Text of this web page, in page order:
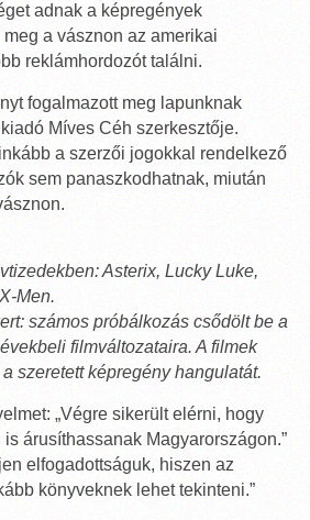
adnak a képregények
a vásznon az amerikai
reklámhordozót találni.
fogalmazott meg lapunknak
Míves Céh szerkesztője.
a szerzői jogokkal rendelkező
sem panaszkodhatnak, miután
Asterix, Lucky Luke,
Men.
számos próbálkozás csődölt be a
filmváltozataira. A filmek
szeretett képregény hangulatát.
„Végre sikerült elérni, hogy
árusíthassanak Magyarországon.”
elfogadottságuk, hiszen az
könyveknek lehet tekinteni.”